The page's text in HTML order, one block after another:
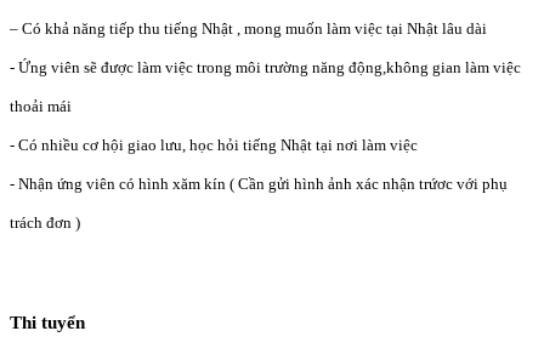
– Có khả năng tiếp thu tiếng Nhật , mong muốn làm việc tại Nhật lâu dài
- Ứng viên sẽ được làm việc trong môi trường năng động,không gian làm việc
thoải mái
- Có nhiều cơ hội giao lưu, học hỏi tiếng Nhật tại nơi làm việc
- Nhận ứng viên có hình xăm kín ( Cần gửi hình ảnh xác nhận trứơc với phụ
trách đơn )
Thi tuyển